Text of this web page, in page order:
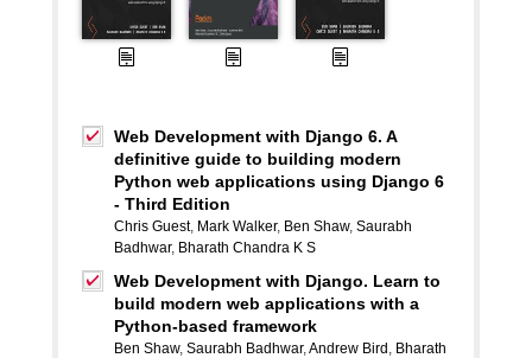
Web Development with Django 6. A
definitive guide to building modern
Python web applications using Django 6
- Third Edition
Chris Guest, Mark Walker, Ben Shaw, Saurabh
Badhwar, Bharath Chandra K S
Web Development with Django. Learn to
build modern web applications with a
Python-based framework
Ben Shaw, Saurabh Badhwar,Andrew Bird , Bharath